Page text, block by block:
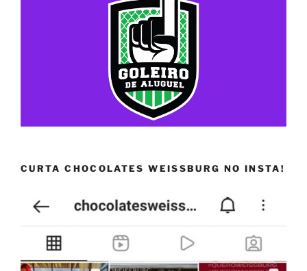
CURTA CHOCOLATES WEISSBURG NO INSTA!